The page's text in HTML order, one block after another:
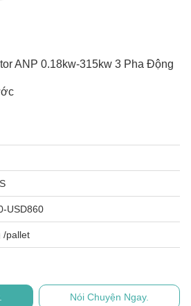
ANP 0.18kw-315kw 3 Pha Động
USD860
/pallet
Nói Chuyện Ngay.